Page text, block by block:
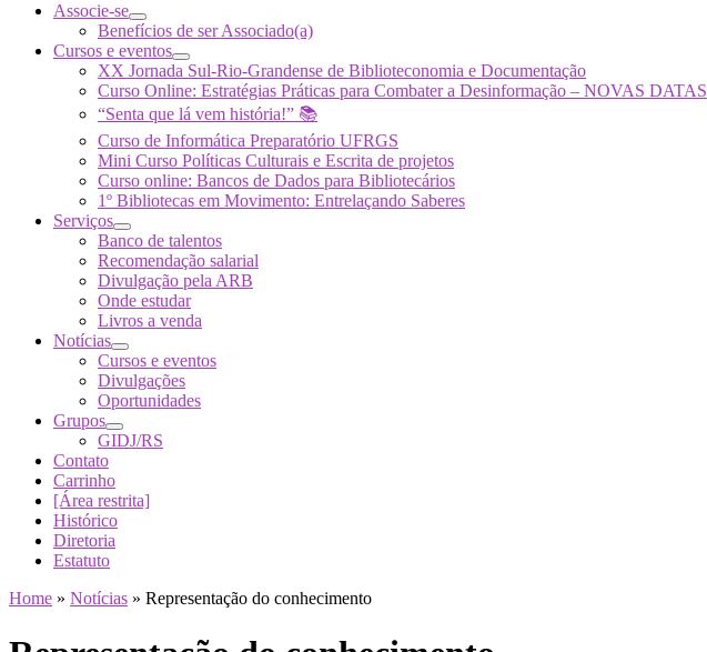
Associe-se
Benefícios de ser Associado(a)
Cursos e eventos
XX Jornada Sul-Rio-Grandense de Biblioteconomia e Documentação
Curso Online: Estratégias Práticas para Combater a Desinformação – NOVAS DATAS
“Senta que lá vem história!” 📚
Curso de Informática Preparatório UFRGS
Mini Curso Políticas Culturais e Escrita de projetos
Curso online: Bancos de Dados para Bibliotecários
1º Bibliotecas em Movimento: Entrelaçando Saberes
Serviços
Banco de talentos
Recomendação salarial
Divulgação pela ARB
Onde estudar
Livros a venda
Notícias
Cursos e eventos
Divulgações
Oportunidades
Grupos
GIDJ/RS
Contato
Carrinho
[Área restrita]
Histórico
Diretoria
Estatuto
Home » Notícias » Representação do conhecimento